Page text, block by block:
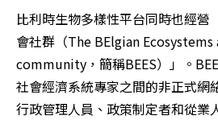
比利時生物多樣性平台同時也經營
會社群（The BElgian
community，簡稱BEES）」。
社會經濟系統專家之間的非正式網
行政管理人員、政策制定者和從業